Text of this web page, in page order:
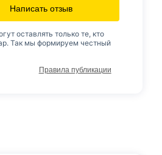
Написать отзыв
оставлять только те, кто
Так мы формируем честный
Правила публикации